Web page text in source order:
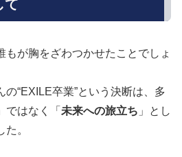
て
もが胸をざわつかせたことでしょ
“EXILE卒業”という決断は、多
ではなく「 未来への旅立ち 」とし
。